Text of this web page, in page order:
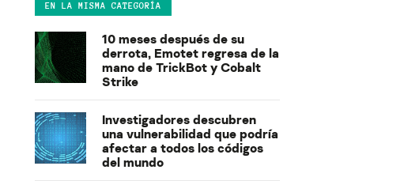
EN LA MISMA CATEGORÍA
10 meses después de su
derrota, Emotet regresa de la
mano de TrickBot y Cobalt
Strike
Investigadores descubren
una vulnerabilidad que podría
afectar a todos los códigos
del mundo